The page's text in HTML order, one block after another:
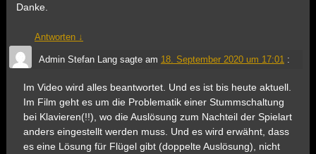
Danke.
Antworten ↓
Admin Stefan Langsagte am 18. September 2020 um 17:01 :
Im Video wird alles beantwortet. Und es ist bis heute aktuell.
Im Film geht es um die Problematik einer Stummschaltung
bei Klavieren(!!), wo die Auslösung zum Nachteil der Spielart
anders eingestellt werden muss. Und es wird erwähnt, dass
es eine Lösung für Flügel gibt (doppelte Auslösung), nicht